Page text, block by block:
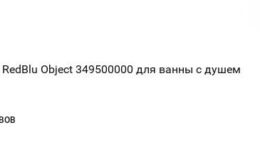
Object 349500000 для ванны с душем